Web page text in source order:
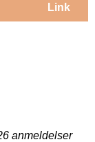
Link
anmeldelser